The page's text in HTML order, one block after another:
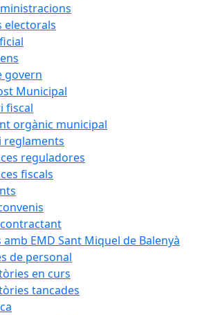
electorals
govern
Municipal
fiscal
orgànic municipal
reglaments
reguladores
fiscals
amb EMD Sant Miquel de Balenyà
de personal
en curs
tancades